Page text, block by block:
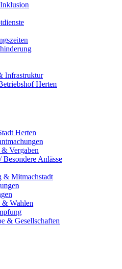
Infrastruktur
Herten
Herten
Vergaben
Besondere Anlässe
& Mitmachstadt
Wahlen
& Gesellschaften